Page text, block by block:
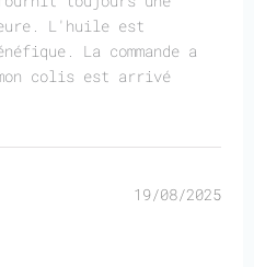
L'huile est
La commande a
colis est arrivé
19/08/2025